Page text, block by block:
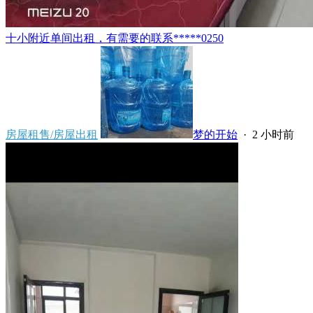
十小附近单间出租，有需要的联系*****0250
房屋租售/房屋出租 梦的开始 · 2 小时前